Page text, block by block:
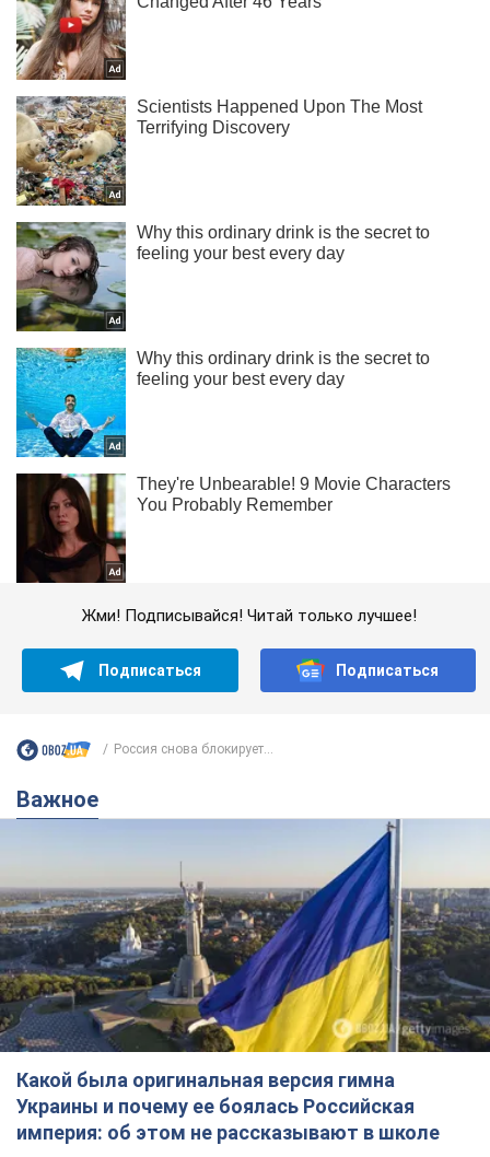
Жми! Подписывайся! Читай только лучшее!
Подписаться Подписаться
Россия снова блокирует...
Важное
Какой была оригинальная версия гимна
Украины и почему ее боялась Российская
империя: об этом не рассказывают в школе